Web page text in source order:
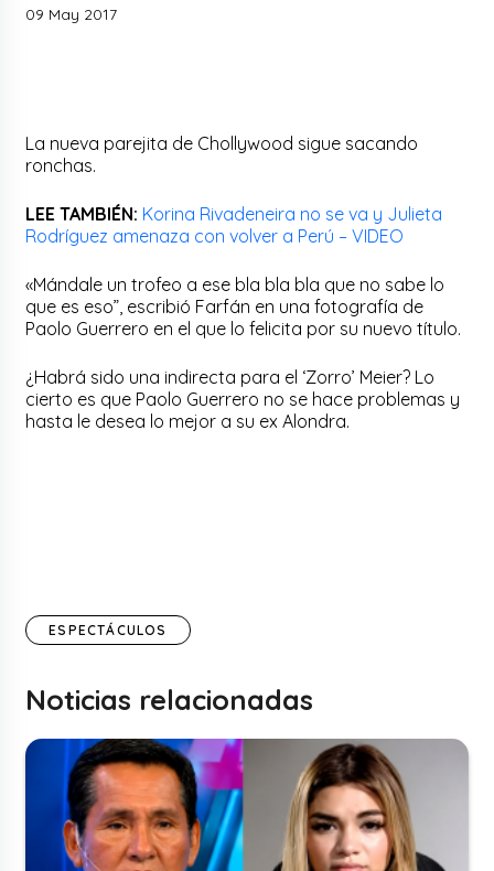
09 May 2017
La nueva parejita de Chollywood sigue sacando
ronchas.
LEE TAMBIÉN: Korina Rivadeneira no se va y Julieta
Rodríguez amenaza con volver a Perú – VIDEO
«Mándale un trofeo a ese bla bla bla que no sabe lo
que es eso”, escribió Farfán en una fotografía de
Paolo Guerrero en el que lo felicita por su nuevo título.
¿Habrá sido una indirecta para el ‘Zorro’ Meier? Lo
cierto es que Paolo Guerrero no se hace problemas y
hasta le desea lo mejor a su ex Alondra.
ESPECTÁCULOS
Noticias relacionadas